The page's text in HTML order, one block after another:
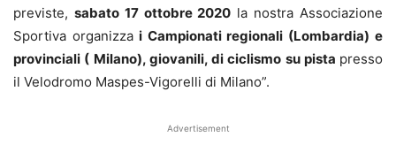
previste, sabato 17 ottobre 2020 la nostra Associazione
Sportiva organizzai Campionati regionali (Lombardia) e
provinciali ( Milano), giovanili, di ciclismo su pista presso
il Velodromo Maspes-Vigorelli di Milano”.
Advertisement